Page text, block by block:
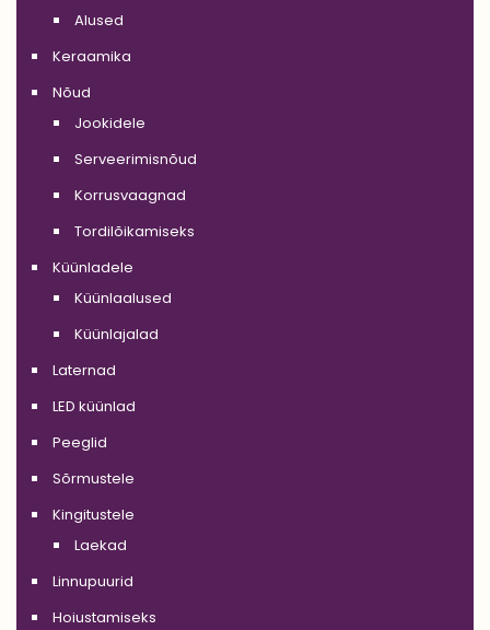
Alused
Keraamika
Nõud
Jookidele
Serveerimisnõud
Korrusvaagnad
Tordilõikamiseks
Küünladele
Küünlaalused
Küünlajalad
Laternad
LED küünlad
Peeglid
Sõrmustele
Kingitustele
Laekad
Linnupuurid
Hoiustamiseks